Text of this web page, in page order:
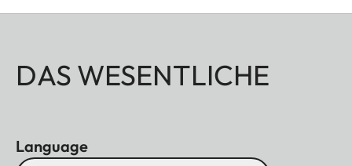
DAS WESENTLICHE
Language